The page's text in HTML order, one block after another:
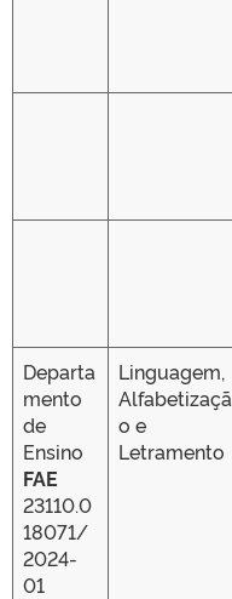
Departa
mento
de
Ensino
FAE
23110.0
18071/
2024-
01
Linguagem,
Alfabetizaçã
o e
Letramento